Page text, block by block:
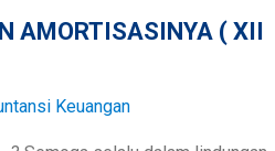
AMORTISASINYA ( XII
Keuangan